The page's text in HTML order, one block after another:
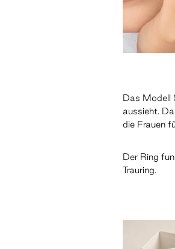
Das Modell
aussieht.
die Frauen
Der Ring
Trauring.